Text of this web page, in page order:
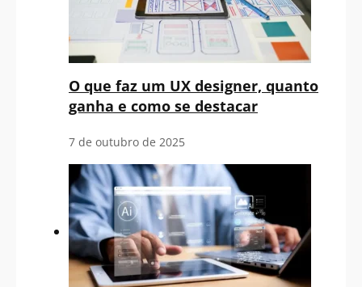
O que faz um UX designer, quanto
ganha e como se destacar
7 de outubro de 2025